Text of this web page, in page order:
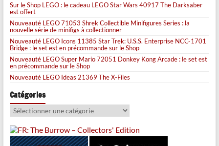
Sur le Shop LEGO : le cadeau LEGO Star Wars 40917 The Darksaber
est offert
Nouveauté LEGO 71053 Shrek Collectible Minifigures Series : la
nouvelle série de minifigs à collectionner
Nouveauté LEGO Icons 11385 Star Trek: U.S.S. Enterprise NCC-1701
Bridge : le set est en précommande sur le Shop
Nouveauté LEGO Super Mario 72051 Donkey Kong Arcade : le set est
en précommande sur le Shop
Nouveauté LEGO Ideas 21369 The X-Files
Catégories
Catégories